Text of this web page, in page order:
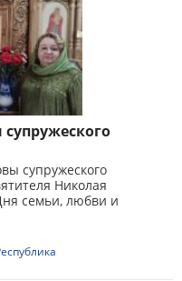
супружеского
Николая
семьи, любви и